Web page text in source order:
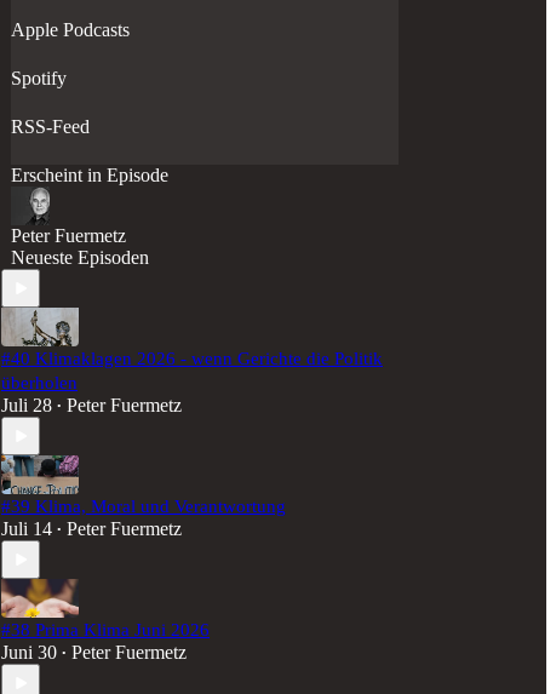
Apple Podcasts
Spotify
RSS-Feed
Erscheint in Episode
Peter Fuermetz
Neueste Episoden
#40 Klimaklagen 2026 - wenn Gerichte die Politik
überholen
Juli 28 • Peter Fuermetz
#39 Klima, Moral und Verantwortung
Juli 14 • Peter Fuermetz
#38 Prima Klima Juni 2026
Juni 30 • Peter Fuermetz